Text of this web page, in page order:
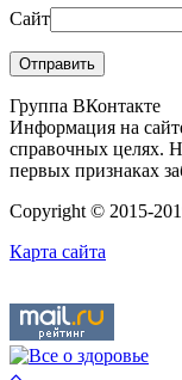
Сайт
Группа ВКонтакте
Информация на
справочных целях.
первых признаках
Copyright © 2015-
Карта сайта